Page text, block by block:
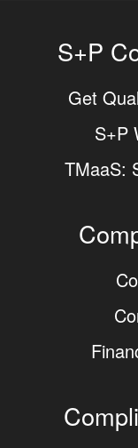
S+P
Get
S+P
TMaaS: